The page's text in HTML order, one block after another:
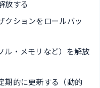
放する
クションをロールバッ
ル・メモリなど）を解放
期的に更新する（動的